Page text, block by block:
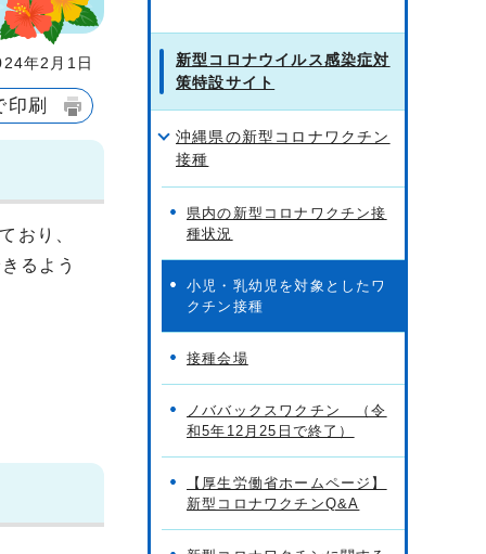
年2月1日
印刷
おり、
るよう
新型コロナウイルス感染症対
策特設サイト
沖縄県の新型コロナワクチン
接種
県内の新型コロナワクチン接
種状況
小児・乳幼児を対象としたワ
クチン接種
接種会場
ノババックスワクチン （令
和5年12月25日で終了）
【厚生労働省ホームページ】
新型コロナワクチンQ&A